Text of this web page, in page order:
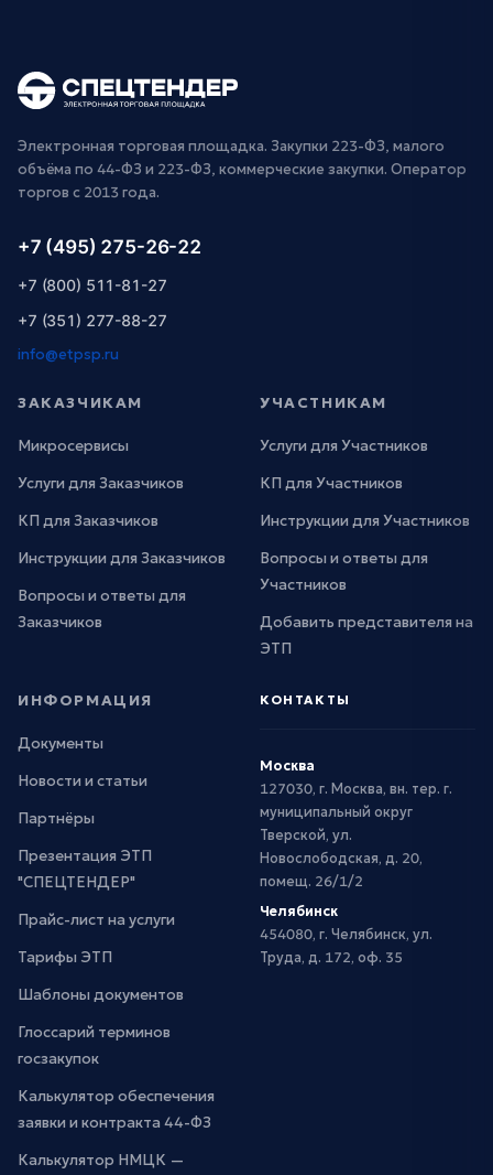
Электронная торговая площадка. Закупки 223-ФЗ, малого
объёма по 44-ФЗ и 223-ФЗ, коммерческие закупки. Оператор
торгов с 2013 года.
+7 (495) 275-26-22
+7 (800) 511-81-27
+7 (351) 277-88-27
info@etpsp.ru
ЗАКАЗЧИКАМ
Микросервисы
Услуги для Заказчиков
КП для Заказчиков
Инструкции для Заказчиков
Вопросы и ответы для
Заказчиков
УЧАСТНИКАМ
Услуги для Участников
КП для Участников
Инструкции для Участников
Вопросы и ответы для
Участников
Добавить представителя на
ЭТП
ИНФОРМАЦИЯ
Документы
Новости и статьи
Партнёры
Презентация ЭТП
"СПЕЦТЕНДЕР"
Прайс-лист на услуги
Тарифы ЭТП
Шаблоны документов
Глоссарий терминов
госзакупок
Калькулятор обеспечения
заявки и контракта 44-ФЗ
Калькулятор НМЦК —
КОНТАКТЫ
Москва
127030, г. Москва, вн. тер. г.
муниципальный округ
Тверской, ул.
Новослободская, д. 20,
помещ. 26/1/2
Челябинск
454080, г. Челябинск, ул.
Труда, д. 172, оф. 35